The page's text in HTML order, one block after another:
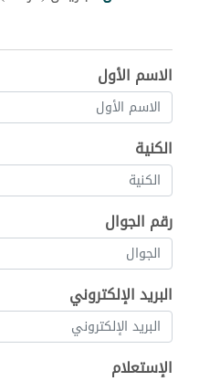
الاسم الأول
الكنية
رقم الجوال
البريد الإلكتروني
الإستعلام